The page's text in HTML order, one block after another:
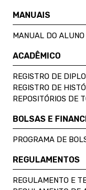
MANUAIS
MANUAL DO ALUNO
ACADÊMICO
REGISTRO DE
REGISTRO DE
REPOSITÓRIOS DE
BOLSAS E
PROGRAMA DE
REGULAMENTOS
REGULAMENTO E